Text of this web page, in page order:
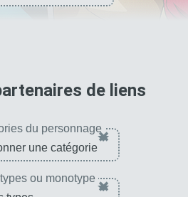
de liens
du personnage×
ou monotype ×